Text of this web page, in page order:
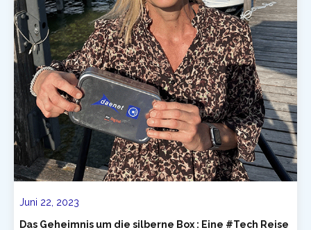
Juni 22, 2023
Das Geheimnis um die silberne Box : Eine #Tech Reise